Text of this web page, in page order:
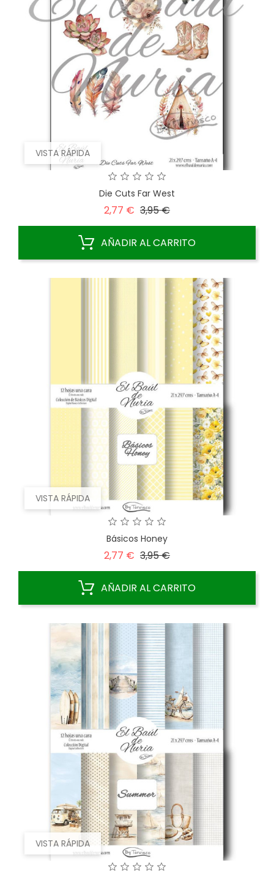
VISTA RÁPIDA
Die Cuts Far West
2,77 € Precio
3,95 €Precio
AÑADIR AL CARRITO
VISTA RÁPIDA
Básicos Honey
2,77 € Precio
3,95 €Precio
AÑADIR AL CARRITO
VISTA RÁPIDA